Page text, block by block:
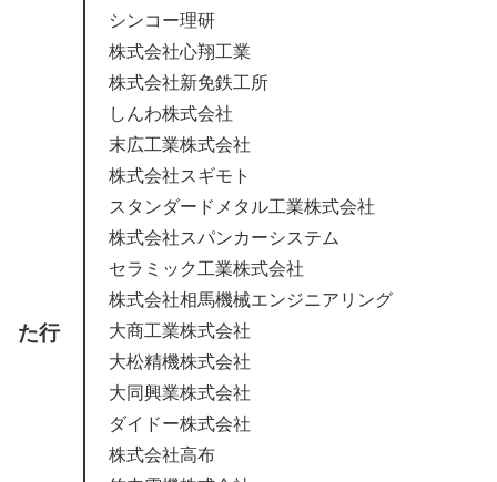
シンコー理研
株式会社心翔工業
株式会社新免鉄工所
しんわ株式会社
末広工業株式会社
株式会社スギモト
スタンダードメタル工業株式会社
株式会社スパンカーシステム
セラミック工業株式会社
株式会社相馬機械エンジニアリング
た行
大商工業株式会社
大松精機株式会社
大同興業株式会社
ダイドー株式会社
株式会社高布